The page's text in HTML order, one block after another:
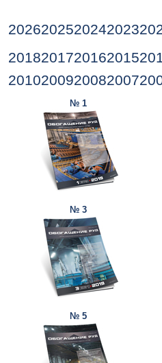
2026202520242023
2018201720162015
2010200920082007
№ 1
№ 3
№ 5